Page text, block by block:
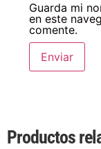
Guarda mi
en este
comente.
Productos